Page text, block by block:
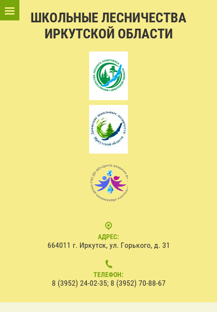
ШКОЛЬНЫЕ ЛЕСНИЧЕСТВА
ИРКУТСКОЙ ОБЛАСТИ
АДРЕС:
664011 г. Иркутск, ул. Горького, д. 31
ТЕЛЕФОН:
8 (3952) 24-02-35; 8 (3952) 70-88-67